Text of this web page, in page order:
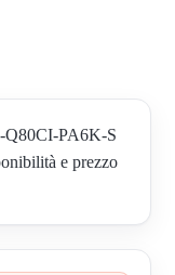
Q80CI-PA6K-S
e prezzo